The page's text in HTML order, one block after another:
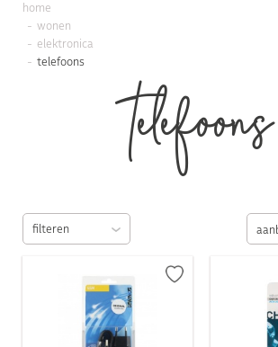
home
wonen
elektronica
telefoons
telefoons
filteren